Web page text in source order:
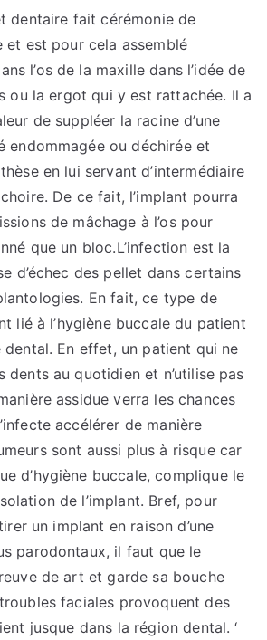
dentaire fait cérémonie de
et est pour cela assemblé
l’os de la maxille dans l’idée de
ou la ergot qui y est rattachée. Il a
de suppléer la racine d’une
endommagée ou déchirée et
en lui servant d’intermédiaire
De ce fait, l’implant pourra
de mâchage à l’os pour
que un bloc.L’infection est la
d’échec des pellet dans certains
En fait, ce type de
lié à l’hygiène buccale du patient
dental. En effet, un patient qui ne
dents au quotidien et n’utilise pas
assidue verra les chances
accélérer de manière
sont aussi plus à risque car
d’hygiène buccale, complique le
de l’implant. Bref, pour
un implant en raison d’une
parodontaux, il faut que le
de art et garde sa bouche
faciales provoquent des
jusque dans la région dental. ‘